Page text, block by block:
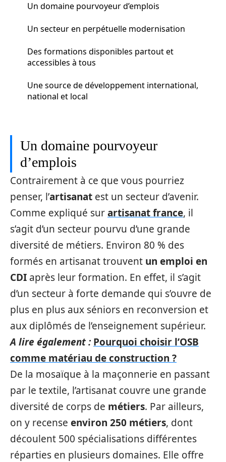
Un domaine pourvoyeur d’emplois
Un secteur en perpétuelle modernisation
Des formations disponibles partout et
accessibles à tous
Une source de développement international,
national et local
Un domaine pourvoyeur
d’emplois
Contrairement à ce que vous pourriez
penser, l’artisanat est un secteur d’avenir.
Comme expliqué surartisanat france, il
s’agit d’un secteur pourvu d’une grande
diversité de métiers. Environ 80 % des
formés en artisanat trouvent un emploi en
CDI après leur formation. En effet, il s’agit
d’un secteur à forte demande qui s’ouvre de
plus en plus aux séniors en reconversion et
aux diplômés de l’enseignement supérieur.
A lire également : Pourquoi choisir l’OSB
comme matériau de construction ?
De la mosaïque à la maçonnerie en passant
par le textile, l’artisanat couvre une grande
diversité de corps de métiers. Par ailleurs,
on y recense environ 250 métiers, dont
découlent 500 spécialisations différentes
réparties en plusieurs domaines. Elle offre